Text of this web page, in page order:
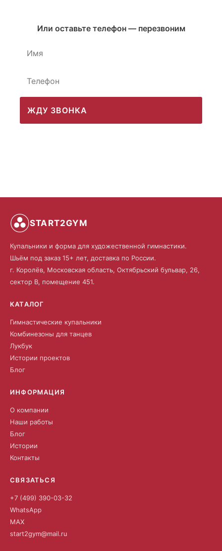
Или оставьте телефон — перезвоним
ЖДУ ЗВОНКА
START2GYM
Купальники и форма для художественной гимнастики.
Шьём под заказ 15+ лет, доставка по России.
г. Королёв, Московская область, Октябрьский бульвар, 26,
сектор В, помещение 451.
КАТАЛОГ
Гимнастические купальники
Комбинезоны для танцев
Лукбук
Истории проектов
Блог
ИНФОРМАЦИЯ
О компании
Наши работы
Блог
Истории
Контакты
СВЯЗАТЬСЯ
+7 (499) 390-03-32
WhatsApp
MAX
start2gym@mail.ru